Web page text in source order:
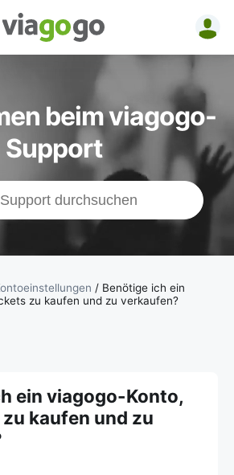
Tickets -
Konzert-,
&
| viagogo der
beim viagogo-
Support
/ Benötige ich ein
zu kaufen und zu verkaufen?
ein viagogo-Konto,
kaufen und zu